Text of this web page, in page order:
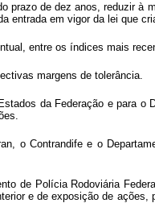
prazo de dez anos, reduzir
entrada em vigor da lei que
entre os índices mais
margens de tolerância.
da Federação e para
o Contrandife e o
de Polícia Rodoviária
e de exposição de